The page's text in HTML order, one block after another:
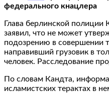
федерального кнацлера
Глава берлинской полиции
заявил, что не может
подозрению в совершении
направивший грузовик в
человек. Расследование
По словам Кандта,
исламистских терактах в